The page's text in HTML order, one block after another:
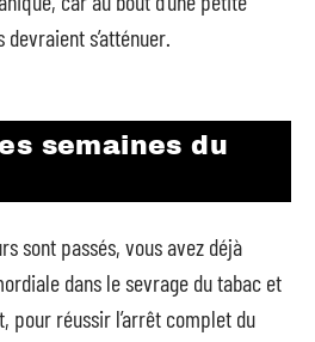
s’atténuer.
semaines du
sont passés, vous avez déjà
dans le sevrage du tabac et
pour réussir l’arrêt complet du